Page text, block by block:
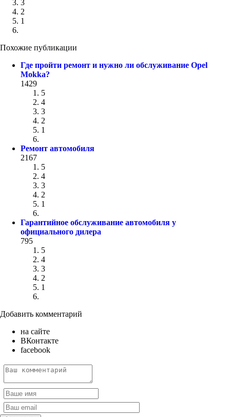
3
2
1
Похожие публикации
Где пройти ремонт и нужно ли обслуживание Opel
Mokka?
1429
5
4
3
2
1
Ремонт автомобиля
2167
5
4
3
2
1
Гарантийное обслуживание автомобиля у
официального дилера
795
5
4
3
2
1
Добавить комментарий
на сайте
ВКонтакте
facebook